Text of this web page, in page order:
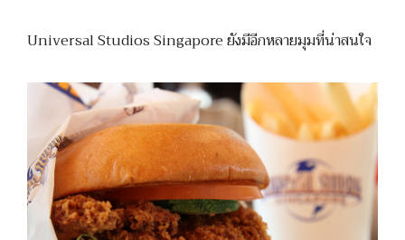
Universal Studios Singapore ยังมีอีกหลายมุมที่น่าสนใจ